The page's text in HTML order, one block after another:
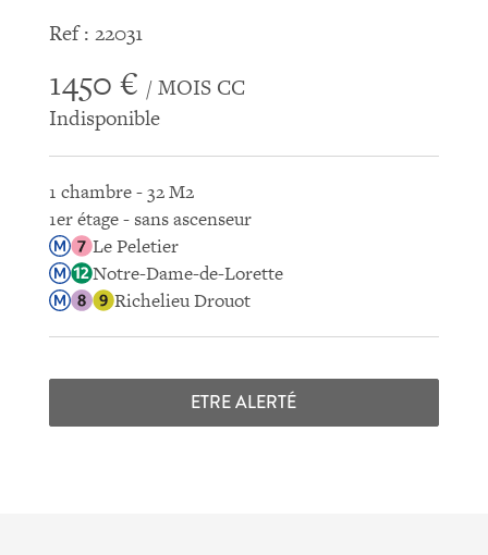
Ref : 22031
1450 € / MOIS CC
Indisponible
1 chambre - 32 M2
1er étage - sans ascenseur
Le Peletier
Notre-Dame-de-Lorette
Richelieu Drouot
ETRE ALERTÉ